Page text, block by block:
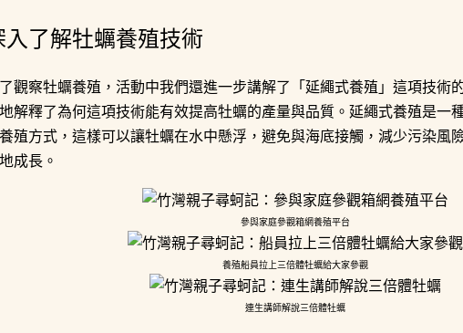
入了解牡蠣養殖技術
觀察牡蠣養殖，活動中我們還進一步講解了「延繩式養殖」這項技術
解釋了為何這項技術能有效提高牡蠣的產量與品質。延繩式養殖是一
殖方式，這樣可以讓牡蠣在水中懸浮，避免與海底接觸，減少污染風
成長。
參與家庭參觀箱網養殖平台
養殖船員拉上三倍體牡蠣給大家參觀
連生講師解說三倍體牡蠣